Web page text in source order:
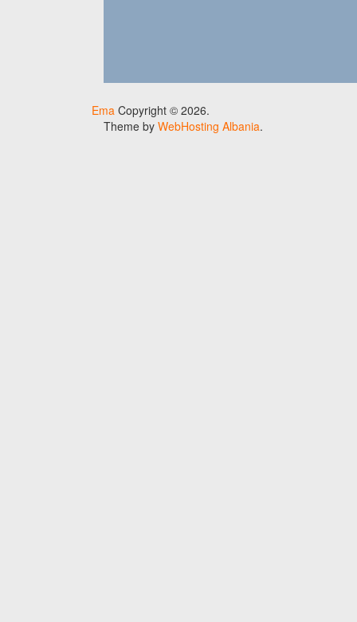
Ema Copyright © 2026.
Theme by WebHosting Albania.